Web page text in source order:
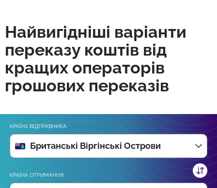
Найвигідніші варіанти
переказу коштів від
кращих операторів
грошових переказів
КРАЇНА ВІДПРАВНИКА:
Британські Віргінські Острови
КРАЇНА ОТРИМАННЯ: